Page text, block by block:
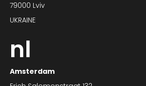
79000 Lviv
UKRAINE
nl
Amsterdam